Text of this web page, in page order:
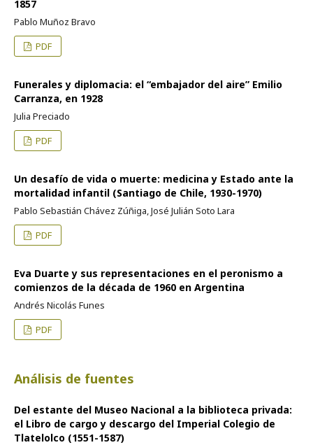
1857
Pablo Muñoz Bravo
PDF
Funerales y diplomacia: el “embajador del aire” Emilio
Carranza, en 1928
Julia Preciado
PDF
Un desafío de vida o muerte: medicina y Estado ante la
mortalidad infantil (Santiago de Chile, 1930-1970)
Pablo Sebastián Chávez Zúñiga, José Julián Soto Lara
PDF
Eva Duarte y sus representaciones en el peronismo a
comienzos de la década de 1960 en Argentina
Andrés Nicolás Funes
PDF
Análisis de fuentes
Del estante del Museo Nacional a la biblioteca privada:
el Libro de cargo y descargo del Imperial Colegio de
Tlatelolco (1551-1587)